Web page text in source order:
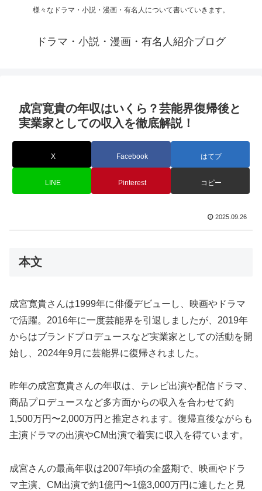
様々なドラマ・小説・漫画・有名人について書いていきます。
ドラマ・小説・漫画・有名人紹介ブログ
成宮寛貴の年収はいくら？芸能界復帰後と
実業家としての収入を徹底解説！
X Facebook はてブ
LINE Pinterest コピー
2025.09.26
本文
成宮寛貴さんは1999年に俳優デビューし、映画やドラマ
で活躍。2016年に一度芸能界を引退しましたが、2019年
からはブランドプロデュースなど実業家としての活動を開
始し、2024年9月に芸能界に復帰されました。
昨年の成宮寛貴さんの年収は、テレビ出演や配信ドラマ、
商品プロデュースなど多方面からの収入を合わせて約
1,500万円〜2,000万円と推定されます。復帰直後ながらも
主演ドラマの出演やCM出演で着実に収入を得ています。
成宮さんの最高年収は2007年頃の全盛期で、映画やドラ
マ主演、CM出演で約1億円〜1億3,000万円に達したと見